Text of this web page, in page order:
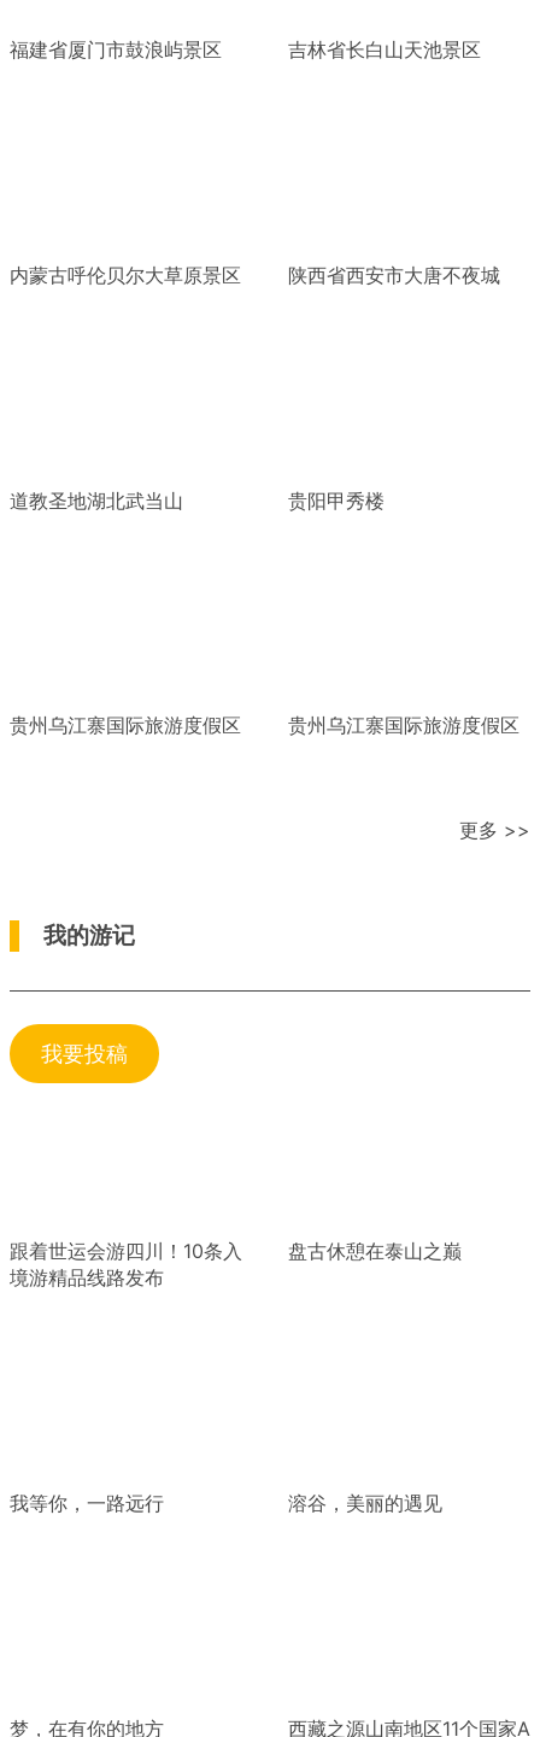
福建省厦门市鼓浪屿景区 吉林省长白山天池景区
内蒙古呼伦贝尔大草原景区 陕西省西安市大唐不夜城
道教圣地湖北武当山 贵阳甲秀楼
贵州乌江寨国际旅游度假区 贵州乌江寨国际旅游度假区
更多 >>
我的游记
我要投稿
跟着世运会游四川！10条入
境游精品线路发布
盘古休憩在泰山之巅
我等你，一路远行 溶谷，美丽的遇见
梦，在有你的地方 西藏之源山南地区11个国家A